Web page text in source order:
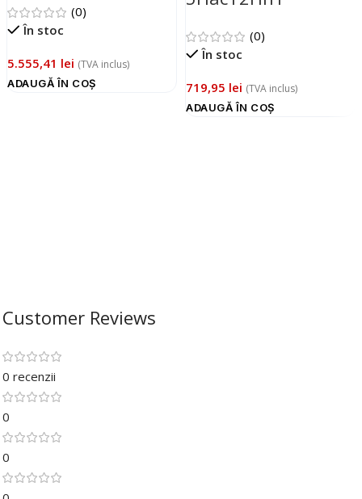
(0)
În stoc
5.555,41 lei (TVA inclus)
ADAUGĂ ÎN COȘ
(0)
În stoc
719,95 lei (TVA inclus)
ADAUGĂ ÎN COȘ
Customer Reviews
0 recenzii
0
0